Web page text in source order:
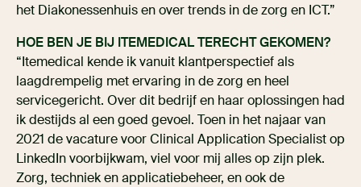
het Diakonessenhuis en over trends in de zorg en ICT.”
HOE BEN JE BIJ ITEMEDICAL TERECHT GEKOMEN?
“Itemedical kende ik vanuit klantperspectief als
laagdrempelig met ervaring in de zorg en heel
servicegericht. Over dit bedrijf en haar oplossingen had
ik destijds al een goed gevoel. Toen in het najaar van
2021 de vacature voor Clinical Application Specialist op
LinkedIn voorbijkwam, viel voor mij alles op zijn plek.
Zorg, techniek en applicatiebeheer, en ook de